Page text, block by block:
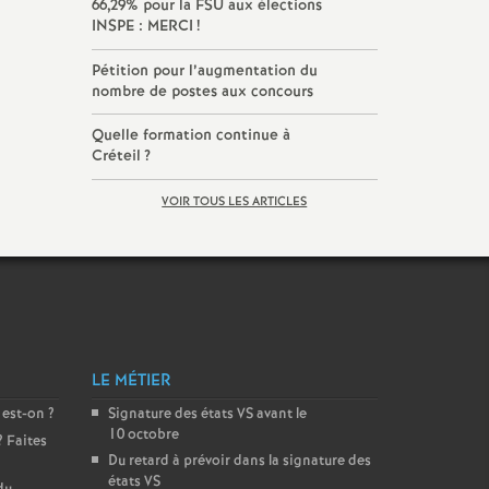
66,29% pour la FSUaux élections
INSPE: MERCI !
Pétition pour l’augmentation du
nombre de postes aux concours
Quelle formation continue à
Créteil ?
VOIR TOUS LES ARTICLES
on ?
Faites
LE MÉTIER
Signature des états VSavant le
10 octobre
Du retard à prévoir dans la signature des
états VS